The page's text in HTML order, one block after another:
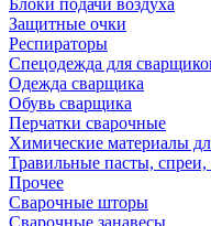
Блоки подачи воздуха
Защитные очки
Респираторы
Спецодежда для
Одежда сварщика
Обувь сварщика
Перчатки сварочные
Химические материалы
Травильные пасты,
Прочее
Сварочные шторы
Сварочные занавесы